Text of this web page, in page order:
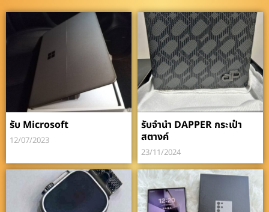
รับ Microsoft
12/07/2023
รับจำนำ DAPPER กระเป๋า
สตางค์
23/11/2024